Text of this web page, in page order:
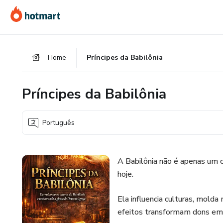
para
o
para
o
para
o
Home Príncipes da Babilônia
Príncipes da Babilônia
Português
A Babilônia não é apenas
hoje.
Ela influencia culturas, molda
efeitos transformam dons